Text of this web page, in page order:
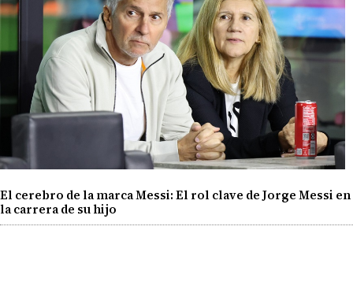
El cerebro de la marca Messi: El rol clave de Jorge Messi en
la carrera de su hijo